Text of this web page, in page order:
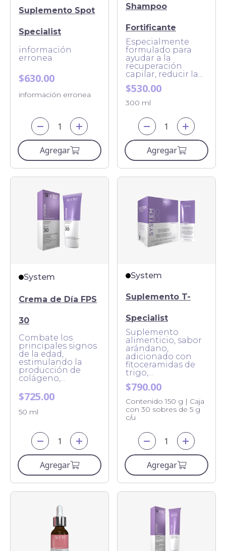
Suplemento Spot
Specialist
información
erronea
$630.00
información erronea
Agregar
Shampoo
Fortificante
Especialmente
formulado para
ayudar a la
recuperación
capilar, reducir la...
$530.00
300 ml
Agregar
System
Crema de Día FPS
30
Combate los
principales signos
de la edad,
estimulando la
producción de
colágeno,...
$725.00
50 ml
Agregar
System
Suplemento T-
Specialist
Suplemento
alimenticio, sabor
arándano,
adicionado con
fitoceramidas de
trigo,...
$790.00
Contenido 150 g | Caja
con 30 sobres de 5 g
c/u
Agregar